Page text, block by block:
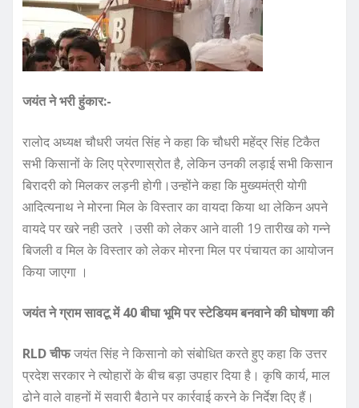
जयंत ने भरी हुंकार:-
रालोद अध्यक्ष चौधरी जयंत सिंह ने कहा कि चौधरी महेंद्र सिंह टिकैत
सभी किसानों के लिए प्रेरणास्रोत है, लेकिन उनकी लड़ाई सभी किसान
बिरादरी को मिलकर लड़नी होगी।उन्होंने कहा कि मुख्यमंत्री योगी
आदित्यनाथ ने मोरना मिल के विस्तार का वायदा किया था लेकिन अपने
वायदे पर खरे नही उतरे ।उसी को लेकर आने वाली 19 तारीख को गन्ने
बिजली व मिल के विस्तार को लेकर मोरना मिल पर पंचायत का आयोजन
किया जाएगा ।
जयंत ने ग्राम सावटू में 40 बीघा भूमि पर स्टेडियम बनवाने की घोषणा की
RLD चीफजयंत सिंह ने किसानो को संबोधित करते हुए कहा कि उत्तर
प्रदेश सरकार ने त्योहारों के बीच बड़ा उपहार दिया है। कृषि कार्य, माल
ढोने वाले वाहनों में सवारी बैठाने पर कार्रवाई करने के निर्देश दिए हैं।